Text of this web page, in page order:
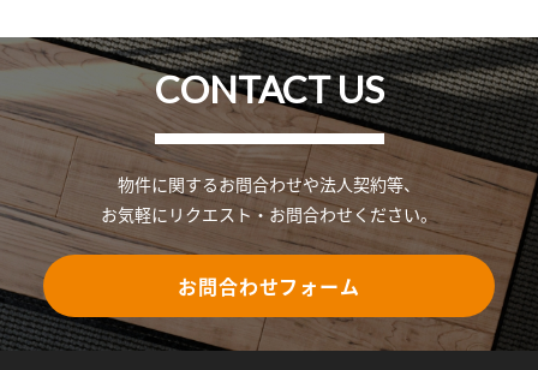
CONTACT US
物件に関するお問合わせや法人契約等、
お気軽にリクエスト・お問合わせください。
お問合わせフォーム